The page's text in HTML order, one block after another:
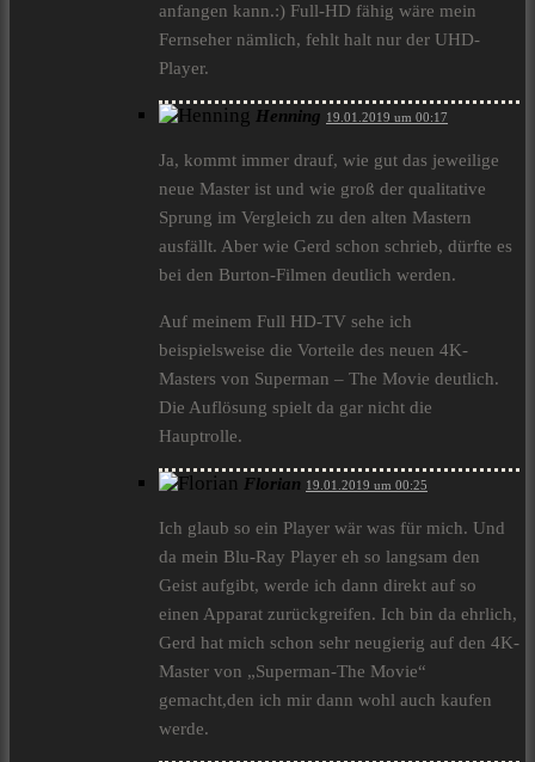
anfangen kann.:) Full-HD fähig wäre mein
Fernseher nämlich, fehlt halt nur der UHD-
Player.
Henning 19.01.2019 um 00:17
Ja, kommt immer drauf, wie gut das jeweilige
neue Master ist und wie groß der qualitative
Sprung im Vergleich zu den alten Mastern
ausfällt. Aber wie Gerd schon schrieb, dürfte es
bei den Burton-Filmen deutlich werden.
Auf meinem Full HD-TV sehe ich
beispielsweise die Vorteile des neuen 4K-
Masters von Superman – The Movie deutlich.
Die Auflösung spielt da gar nicht die
Hauptrolle.
Florian 19.01.2019 um 00:25
Ich glaub so ein Player wär was für mich. Und
da mein Blu-Ray Player eh so langsam den
Geist aufgibt, werde ich dann direkt auf so
einen Apparat zurückgreifen. Ich bin da ehrlich,
Gerd hat mich schon sehr neugierig auf den 4K-
Master von „Superman-The Movie“
gemacht,den ich mir dann wohl auch kaufen
werde.